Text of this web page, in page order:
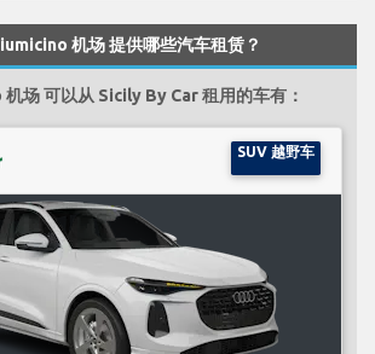
机场 提供哪些汽车租赁？
场 可以从 Sicily By Car 租用的车有：
SUV 越野车